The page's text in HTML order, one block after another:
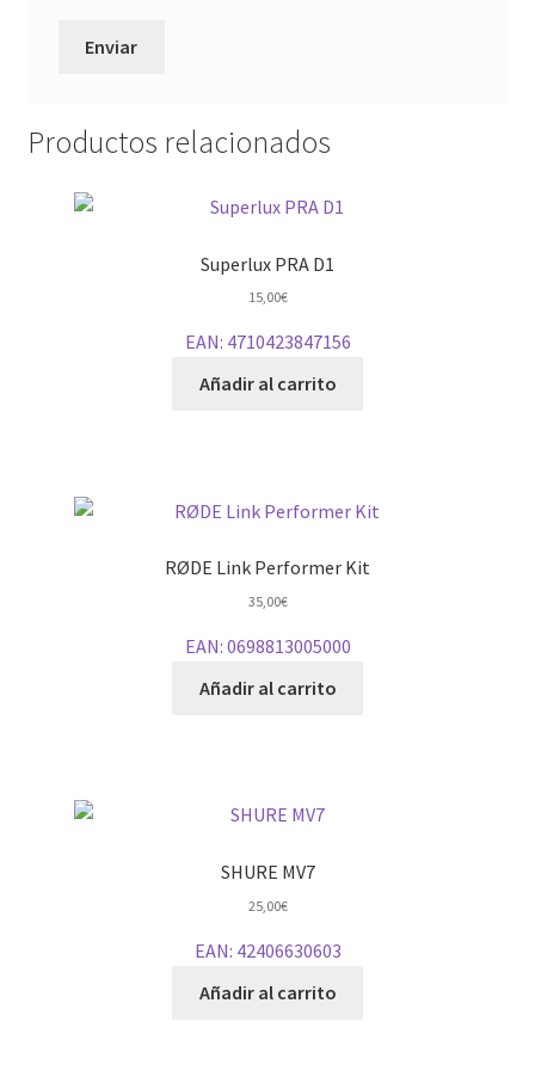
Productos relacionados
Superlux PRA D1
15,00€
EAN: 4710423847156
Añadir al carrito
RØDE Link Performer Kit
35,00€
EAN: 0698813005000
Añadir al carrito
SHURE MV7
25,00€
EAN: 42406630603
Añadir al carrito